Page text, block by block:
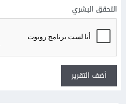
التحقق البشري
أضف التقرير